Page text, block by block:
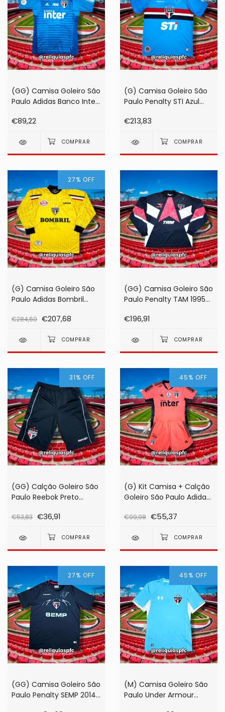
(GG) Camisa Goleiro São
Paulo Adidas Banco Inter
jogo!)
€89,22
(G) Camisa Goleiro São
Paulo Penalty STI Azul
(autografada!)
€213,83
27% OFF
(G) Camisa Goleiro São
Paulo Adidas Bombril
Ceni
€284,60 €207,68
(GG) Camisa Goleiro São
Paulo Penalty TAM 1995
€196,91
31% OFF
(GG) Calção Goleiro São
Paulo Reebok Preto
€53,83 €36,91
45% OFF
(G) Kit Camisa + Calção
Goleiro São Paulo Adidas
#12 (de jogo!)
€99,98 €55,37
27% OFF
(GG) Camisa Goleiro São
Paulo Penalty SEMP 2014
45% OFF
(M) Camisa Goleiro São
Paulo Under Armour